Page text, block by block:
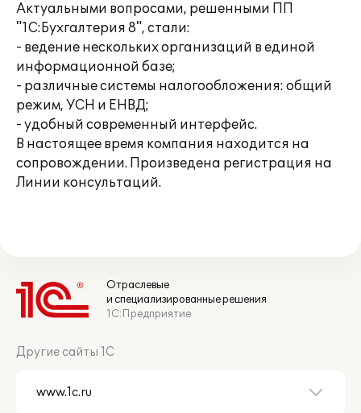
Актуальными вопросами, решенными ПП
"1С:Бухгалтерия 8", стали:
- ведение нескольких организаций в единой
информационной базе;
- различные системы налогообложения: общий
режим, УСН и ЕНВД;
- удобный современный интерфейс.
В настоящее время компания находится на
сопровождении. Произведена регистрация на
Линии консультаций.
Отраслевые
и специализированные решения
1С:Предприятие
Другие сайты 1С